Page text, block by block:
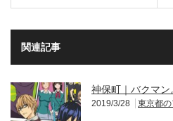
関連記事
神保町｜バクマン
2019/3/28 東京都